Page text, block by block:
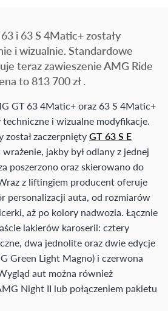
i 63 S 4Matic+ zostały
i wizualnie. Standardowe
teraz zawieszenie AMG Ride
to 813 700 zł .
GT 63 4Matic+ oraz 63 S 4Matic+
techniczne i wizualne modyfikacje.
został zaczerpniętyGT 63 S E
jakby był odlany z jednej
poszerzono oraz skierowano do
z liftingiem producent oferuje
personalizacji auta, od rozmiarów
aż po kolory nadwozia. Łącznie
lakierów karoserii: cztery
dwa jednolite oraz dwie edycje
Green Light Magno) i czerwona
aut można również
Night II lub połączeniem pakietu